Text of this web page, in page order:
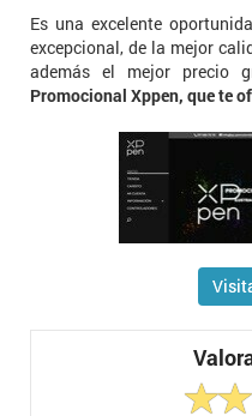
Es una excelente
excepcional, de la mejor
además el mejor precio
Promocional Xppen, que te